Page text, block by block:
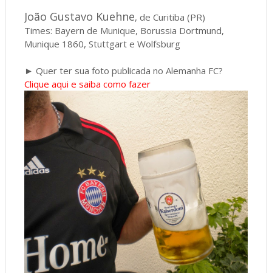
João Gustavo Kuehne, de Curitiba (PR)
Times: Bayern de Munique, Borussia Dortmund,
Munique 1860, Stuttgart e Wolfsburg
► Quer ter sua foto publicada no Alemanha FC?
Clique aqui e saiba como fazer